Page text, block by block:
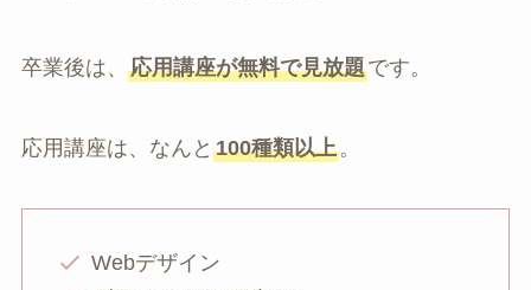
卒業後は、 応用講座が無料で見放題です。
応用講座は、なんと 100種類以上。
Webデザイン